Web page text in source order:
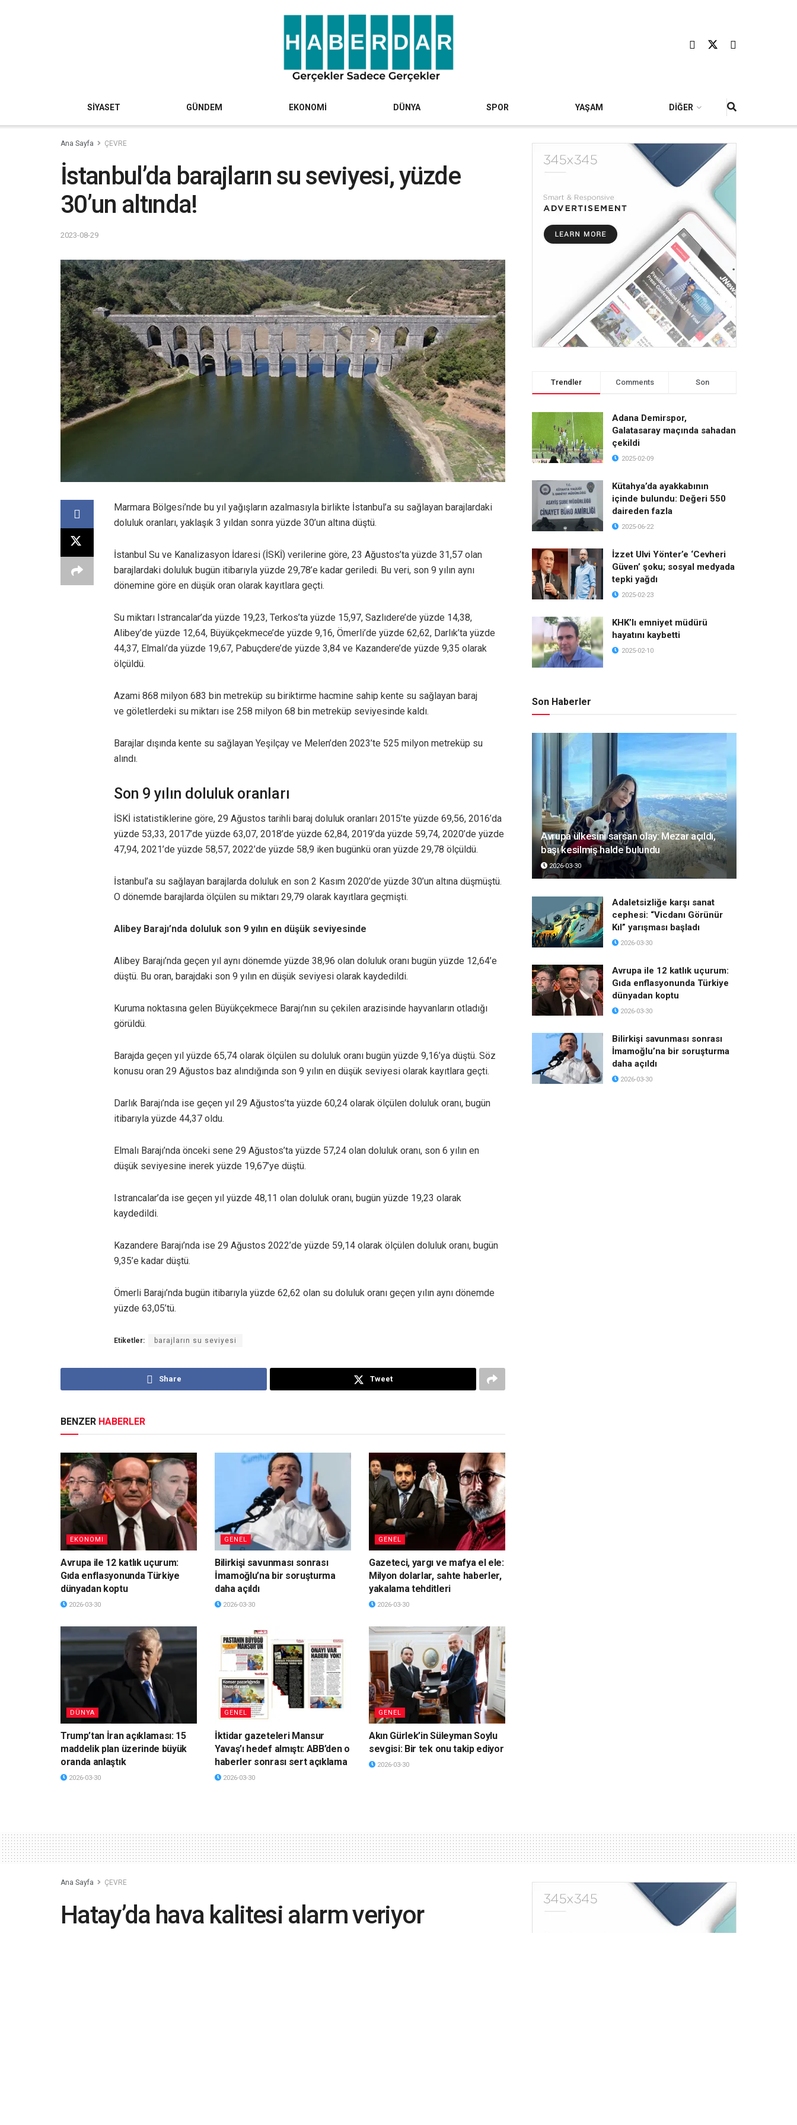
SİYASET GÜNDEM EKONOMİ DÜNYA SPOR YAŞAM DİĞER
Ana Sayfa ÇEVRE
İstanbul’da barajların su seviyesi, yüzde
30’un altında!
2023-08-29
Marmara Bölgesi’nde bu yıl yağışların azalmasıyla birlikte İstanbul’a su sağlayan barajlardaki
doluluk oranları, yaklaşık 3 yıldan sonra yüzde 30’un altına düştü.
İstanbul Su ve Kanalizasyon İdaresi (İSKİ) verilerine göre, 23 Ağustos’ta yüzde 31,57 olan
barajlardaki doluluk bugün itibarıyla yüzde 29,78’e kadar geriledi. Bu veri, son 9 yılın aynı
dönemine göre en düşük oran olarak kayıtlara geçti.
Su miktarı Istrancalar’da yüzde 19,23, Terkos’ta yüzde 15,97, Sazlıdere’de yüzde 14,38,
Alibey’de yüzde 12,64, Büyükçekmece’de yüzde 9,16, Ömerli’de yüzde 62,62, Darlık’ta yüzde
44,37, Elmalı’da yüzde 19,67, Pabuçdere’de yüzde 3,84 ve Kazandere’de yüzde 9,35 olarak
ölçüldü.
Azami 868 milyon 683 bin metreküp su biriktirme hacmine sahip kente su sağlayan baraj
ve göletlerdeki su miktarı ise 258 milyon 68 bin metreküp seviyesinde kaldı.
Barajlar dışında kente su sağlayan Yeşilçay ve Melen’den 2023’te 525 milyon metreküp su
alındı.
Son 9 yılın doluluk oranları
İSKİ istatistiklerine göre, 29 Ağustos tarihli baraj doluluk oranları 2015’te yüzde 69,56, 2016’da
yüzde 53,33, 2017’de yüzde 63,07, 2018’de yüzde 62,84, 2019’da yüzde 59,74, 2020’de yüzde
47,94, 2021’de yüzde 58,57, 2022’de yüzde 58,9 iken bugünkü oran yüzde 29,78 ölçüldü.
İstanbul’a su sağlayan barajlarda doluluk en son 2 Kasım 2020’de yüzde 30’un altına düşmüştü.
O dönemde barajlarda ölçülen su miktarı 29,79 olarak kayıtlara geçmişti.
Alibey Barajı’nda doluluk son 9 yılın en düşük seviyesinde
Alibey Barajı’nda geçen yıl aynı dönemde yüzde 38,96 olan doluluk oranı bugün yüzde 12,64’e
düştü. Bu oran, barajdaki son 9 yılın en düşük seviyesi olarak kaydedildi.
Kuruma noktasına gelen Büyükçekmece Barajı’nın su çekilen arazisinde hayvanların otladığı
görüldü.
Barajda geçen yıl yüzde 65,74 olarak ölçülen su doluluk oranı bugün yüzde 9,16’ya düştü. Söz
konusu oran 29 Ağustos baz alındığında son 9 yılın en düşük seviyesi olarak kayıtlara geçti.
Darlık Barajı’nda ise geçen yıl 29 Ağustos’ta yüzde 60,24 olarak ölçülen doluluk oranı, bugün
itibarıyla yüzde 44,37 oldu.
Elmalı Barajı’nda önceki sene 29 Ağustos’ta yüzde 57,24 olan doluluk oranı, son 6 yılın en
düşük seviyesine inerek yüzde 19,67’ye düştü.
Istrancalar’da ise geçen yıl yüzde 48,11 olan doluluk oranı, bugün yüzde 19,23 olarak
kaydedildi.
Kazandere Barajı’nda ise 29 Ağustos 2022’de yüzde 59,14 olarak ölçülen doluluk oranı, bugün
9,35’e kadar düştü.
Ömerli Barajı’nda bugün itibarıyla yüzde 62,62 olan su doluluk oranı geçen yılın aynı dönemde
yüzde 63,05’tü.
Etiketler: barajların su seviyesi
Share Tweet
BENZER HABERLER
EKONOMI
Avrupa ile 12 katlık uçurum:
Gıda enflasyonunda Türkiye
dünyadan koptu
2026-03-30
GENEL
Bilirkişi savunması sonrası
İmamoğlu’na bir soruşturma
daha açıldı
2026-03-30
GENEL
Gazeteci, yargı ve mafya el ele:
Milyon dolarlar, sahte haberler,
yakalama tehditleri
2026-03-30
DÜNYA
Trump’tan İran açıklaması: 15
maddelik plan üzerinde büyük
oranda anlaştık
2026-03-30
GENEL
İktidar gazeteleri Mansur
Yavaş’ı hedef almıştı: ABB’den o
haberler sonrası sert açıklama
2026-03-30
GENEL
Akın Gürlek’in Süleyman Soylu
sevgisi: Bir tek onu takip ediyor
2026-03-30
Trendler Comments Son
Adana Demirspor,
Galatasaray maçında sahadan
çekildi
2025-02-09
Kütahya’da ayakkabının
içinde bulundu: Değeri 550
daireden fazla
2025-06-22
İzzet Ulvi Yönter’e ‘Cevheri
Güven’ şoku; sosyal medyada
tepki yağdı
2025-02-23
KHK’lı emniyet müdürü
hayatını kaybetti
2025-02-10
Son Haberler
Avrupa ülkesini sarsan olay: Mezar açıldı,
başı kesilmiş halde bulundu
2026-03-30
Adaletsizliğe karşı sanat
cephesi: “Vicdanı Görünür
Kıl” yarışması başladı
2026-03-30
Avrupa ile 12 katlık uçurum:
Gıda enflasyonunda Türkiye
dünyadan koptu
2026-03-30
Bilirkişi savunması sonrası
İmamoğlu’na bir soruşturma
daha açıldı
2026-03-30
Ana Sayfa ÇEVRE
Hatay’da hava kalitesi alarm veriyor